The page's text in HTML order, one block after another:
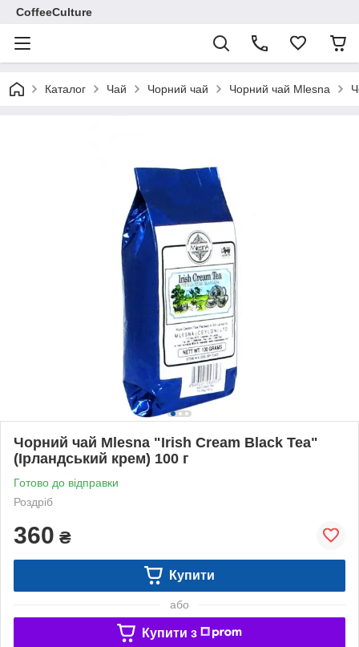
CoffeeCulture
Каталог Чай Чорний чай Чорний чай Mlesna
Чорний чай Mlesna "Irish Cream Black Tea"
(Ірландський крем) 100 г
Готово до відправки
Роздріб
360 ₴
Купити
або
Купити з